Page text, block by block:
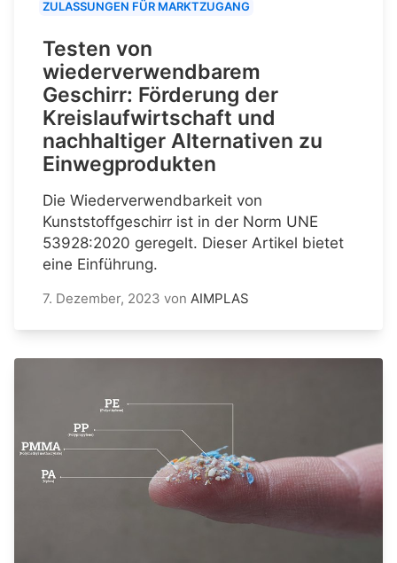
ZULASSUNGEN FÜR MARKTZUGANG
Testen von
wiederverwendbarem
Geschirr: Förderung der
Kreislaufwirtschaft und
nachhaltiger Alternativen zu
Einwegprodukten
Die Wiederverwendbarkeit von
Kunststoffgeschirr ist in der Norm UNE
53928:2020 geregelt. Dieser Artikel bietet
eine Einführung.
7. Dezember, 2023 von AIMPLAS